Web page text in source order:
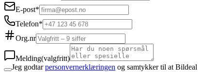
E-post*
Telefon*
Org.nr
Melding(valgfritt)
Jeg godtar personvernerklæringen og samtykker til at Bildeal